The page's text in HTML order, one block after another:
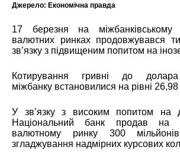
Джерело: Економічна правда
17 березня на міжбанківському
валютних ринках продовжувався
зв’язку з підвищеним попитом на
Котирування гривні до
міжбанку встановилися на рівні
У зв’язку з високим попитом на
Національний банк продав на
валютному ринку 300
згладжування надмірних курсових